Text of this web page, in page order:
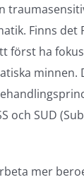
Finns det
först ha
minnen.
och SUD
mer